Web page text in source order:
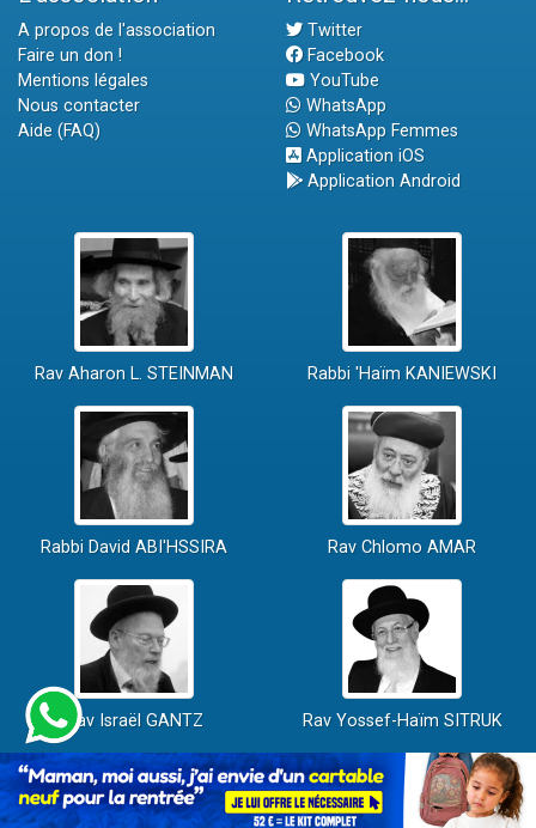
A propos de l'association
Faire un don !
Mentions légales
Nous contacter
Aide (FAQ)
Twitter
Facebook
YouTube
WhatsApp
WhatsApp Femmes
Application iOS
Application Android
Rav Aharon L. STEINMAN Rabbi 'Haïm KANIEWSKI
Rabbi David ABI'HSSIRA Rav Chlomo AMAR
Rav Israël GANTZ Rav Yossef-Haïm SITRUK